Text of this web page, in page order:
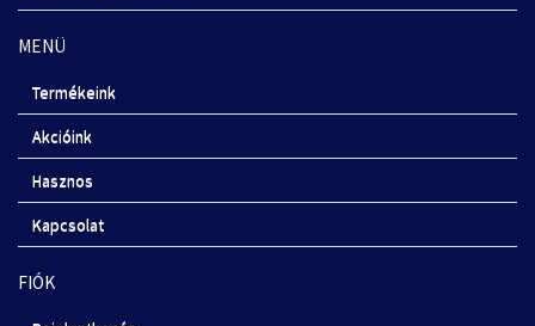
MENÜ
Termékeink
Akcióink
Hasznos
Kapcsolat
FIÓK